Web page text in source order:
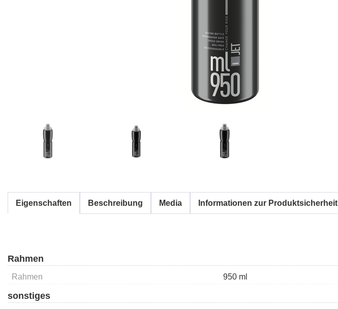
Eigenschaften Beschreibung Media Informationen zur Produktsicherheit
Rahmen
Rahmen 950 ml
sonstiges